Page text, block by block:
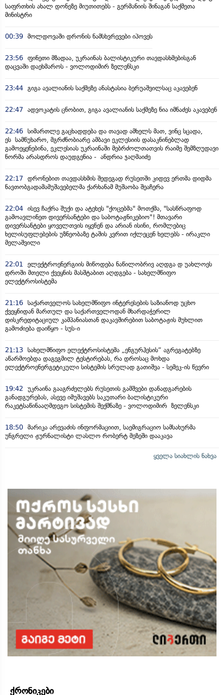
საფრთხის ახალ დონეზე მიუთითებს - გერმანიის შინაგან საქმეთა
მინისტრი
00:39 მოლდოვაში დრონის ნამსხვრევები იპოვეს
23:56 ფინეთი მზადაა, უკრაინას ბალისტიკური თავდასხმებისგან
დაცვაში დაეხმაროს - ვოლოდიმირ ზელენსკი
23:44 გიგა ავალიანის საქმეზე ანასტასია ბერუაშვილსაც აკავებენ
22:47 ადვოკატის ცნობით, გიგა ავალიანის საქმეზე ნია იმნაძეს აკავებენ
22:46 სიმართლე გაცხადდება და თავად ამხელს მათ, ვინც სცადა,
ეს სამწუხარო, მგრძნობიარე ამბავი ეკლესიის დასაკნინებლად
გამოეყენებინა, ეკლესიას უკრაინაში მებრძოლთათვის რაიმე შემზღუდავი
ნორმა არასდროს დაუდგენია - ანდრია ჯაღმაიძე
22:17 დრონებით თავდასხმის შედეგად რუსეთში კიდევ ერთმა დიდმა
ნავთობგადამამუშავებელმა ქარხანამ მუშაობა შეაჩერა
22:04 ისევ ჩაქრა შუქი და ატეხეს "ქოცებმა" მოთქმა, "სასწრაფოდ
გამოავლინეთ დივერსანტები და საბოტაჟნიკებიო"! მთავარი
დივერსანტები ყოველთვის იყვნენ და არიან ისინი, რომლებიც
ხელისუფლებების უზნეობაზე ტაშის კვრით იქლეცენ ხელებს - ირაკლი
მელაშვილი
22:01 ელექტროენერგიის მიწოდება ნაწილობრივ აღდგა დ უახლოეს
დროში მთელი ქვეყნის მასშტაბით აღდგება - სახელმწიფო
ელექტროსისტემა
21:16 საქართველოს სახელმწიფო ინტერესების საზიანოდ უცხო
ქვეყნიდან მართულ და საქართველოდან მხარდაჭერილ
დისკრედიტაციულ კამპანიასთან დაკავშირებით საბოტაჟის მუხლით
გამოძიება დაიწყო - სუს-ი
21:13 სახელმწიფო ელექტროსისტემა „ენგურჰესის“ აგრეგატებზე
აწარმოებდა დაგეგმილ ტესტირებას, რა დროსაც მოხდა
ელექტროენერგეტიკული სისტემის სრულად გათიშვა - სემეკ-ის წევრი
19:42 უკრაინა გააგრძელებს რუსეთის გამშვები დანადგარების
განადგურებას, ასევე იმუშავებს საკუთარი ბალისტიკური
რაკეტსაწინააღმდეგო სისტემის შექმნაზე - ვოლოდიმირ ზელენსკი
18:50 მარიკა არევაძის ინფორმაციით, საემიგრაციო სამსახურმა
უნგრელი ჟურნალისტი ლასლო რობერტ მეზეში დააკავა
ყველა სიახლის ნახვა
ქრონიკები